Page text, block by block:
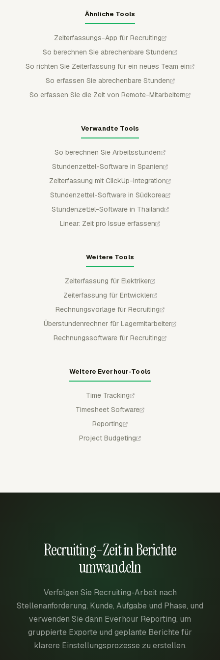
Ähnliche Tools
Zeiterfassungs-App für Recruiting
So berechnen Sie abrechenbare Stunden
So richten Sie Zeiterfassung für ein neues Team ein
So erfassen Sie abrechenbare Stunden
So erfassen Sie die Zeit von Remote-Mitarbeitern
Verwandte Tools
So berechnen Sie Arbeitsstunden
Stundenzettel-Software in Spanien
Zeiterfassung mit ClickUp-Integration
Stundenzettel-Software in Südkorea
Stundenzettel-Software in Thailand
Linear: Zeit pro Issue erfassen
Weitere Tools
Zeiterfassung für Elektriker
Zeiterfassung für Entwickler
Rechnungsvorlage für Recruiting
Überstundenrechner für Lagermitarbeiter
Rechnungssoftware für Recruiting
Weitere Everhour-Tools
Time Tracking
Timesheet Software
Reporting
Project Budgeting
Recruiting-Zeit in Berichte
umwandeln
Verfolgen Sie Recruiting-Arbeit nach
Stellenanforderung, Kunde, Aufgabe und Phase, und
verwenden Sie dann Everhour Reporting, um
gruppierte Exporte und geplante Berichte für
klarere Einstellungsprozesse zu erstellen.